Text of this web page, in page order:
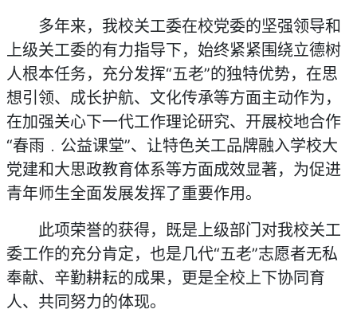
多年来，我校关工委在校党委的坚强领导和
上级关工委的有力指导下，始终紧紧围绕立德树
人根本任务，充分发挥“五老”的独特优势，在思
想引领、成长护航、文化传承等方面主动作为，
在加强关心下一代工作理论研究、开展校地合作
“春雨﹒公益课堂”、让特色关工品牌融入学校大
党建和大思政教育体系等方面成效显著，为促进
青年师生全面发展发挥了重要作用。
此项荣誉的获得，既是上级部门对我校关工
委工作的充分肯定，也是几代“五老”志愿者无私
奉献、辛勤耕耘的成果，更是全校上下协同育
人、共同努力的体现。